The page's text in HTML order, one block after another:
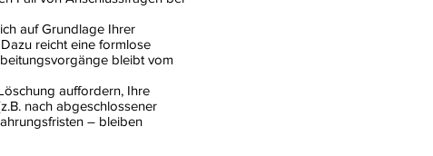
auf Grundlage Ihrer
reicht eine formlose
bleibt vom
auffordern, Ihre
nach abgeschlossener
– bleiben